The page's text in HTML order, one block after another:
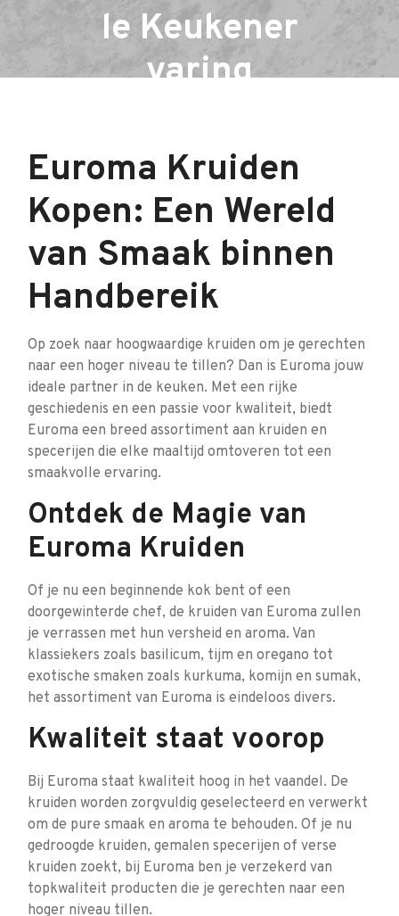
le Keukener
varing
Euroma Kruiden
Kopen: Een Wereld
van Smaak binnen
Handbereik
Op zoek naar hoogwaardige kruiden om je gerechten
naar een hoger niveau te tillen? Dan is Euroma jouw
ideale partner in de keuken. Met een rijke
geschiedenis en een passie voor kwaliteit, biedt
Euroma een breed assortiment aan kruiden en
specerijen die elke maaltijd omtoveren tot een
smaakvolle ervaring.
Ontdek de Magie van
Euroma Kruiden
Of je nu een beginnende kok bent of een
doorgewinterde chef, de kruiden van Euroma zullen
je verrassen met hun versheid en aroma. Van
klassiekers zoals basilicum, tijm en oregano tot
exotische smaken zoals kurkuma, komijn en sumak,
het assortiment van Euroma is eindeloos divers.
Kwaliteit staat voorop
Bij Euroma staat kwaliteit hoog in het vaandel. De
kruiden worden zorgvuldig geselecteerd en verwerkt
om de pure smaak en aroma te behouden. Of je nu
gedroogde kruiden, gemalen specerijen of verse
kruiden zoekt, bij Euroma ben je verzekerd van
topkwaliteit producten die je gerechten naar een
hoger niveau tillen.